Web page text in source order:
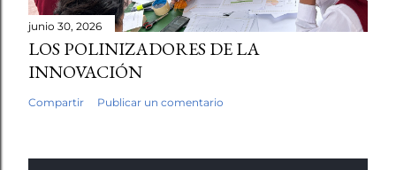
junio 30, 2026
LOS POLINIZADORES DE LA
INNOVACIÓN
Compartir Publicar un comentario